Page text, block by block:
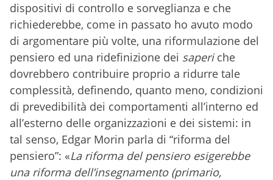
dispositivi di controllo e sorveglianza e che
richiederebbe, come in passato ho avuto modo
di argomentare più volte, una riformulazione del
pensiero ed una ridefinizione dei saperiche
dovrebbero contribuire proprio a ridurre tale
complessità, definendo, quanto meno, condizioni
di prevedibilità dei comportamenti all’interno ed
all’esterno delle organizzazioni e dei sistemi: in
tal senso, Edgar Morin parla di “riforma del
pensiero”: «La riforma del pensiero esigerebbe
una riforma dell’insegnamento (primario,